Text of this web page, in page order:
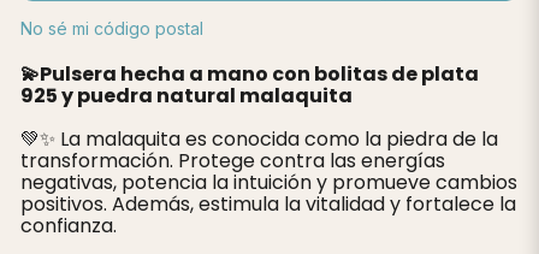
No sé mi código postal
💫Pulsera hecha a mano con bolitas de plata
925 y puedra natural malaquita
💚✨ La malaquita es conocida como la piedra de la
transformación. Protege contra las energías
negativas, potencia la intuición y promueve cambios
positivos. Además, estimula la vitalidad y fortalece la
confianza.